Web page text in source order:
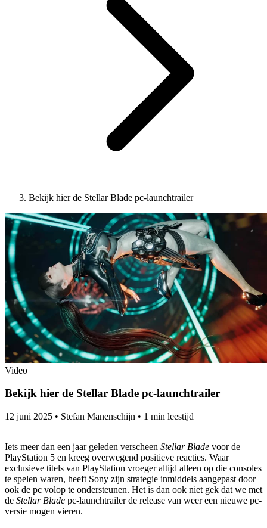
Bekijk hier de Stellar Blade pc-launchtrailer
Video
Bekijk hier de Stellar Blade pc-launchtrailer
12 juni 2025 • Stefan Manenschijn • 1 min leestijd
Iets meer dan een jaar geleden verscheen Stellar Blade voor de
PlayStation 5 en kreeg overwegend positieve reacties. Waar
exclusieve titels van PlayStation vroeger altijd alleen op die consoles
te spelen waren, heeft Sony zijn strategie inmiddels aangepast door
ook de pc volop te ondersteunen. Het is dan ook niet gek dat we met
de Stellar Blade pc-launchtrailer de release van weer een nieuwe pc-
versie mogen vieren.